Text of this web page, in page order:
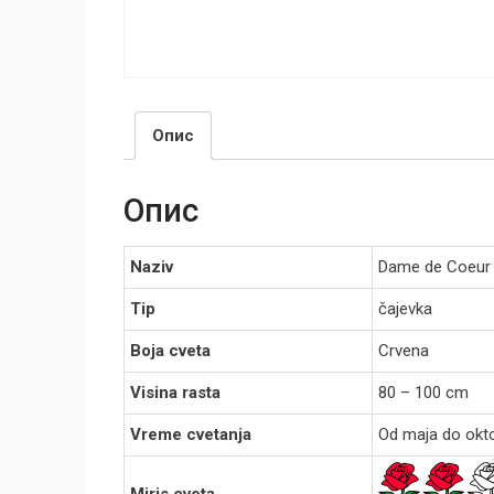
Опис
Опис
Naziv Dame de Coeur
Tip čajevka
Boja cveta Crvena
Visina rasta 80 – 100 cm
Vreme cvetanja Od maja do